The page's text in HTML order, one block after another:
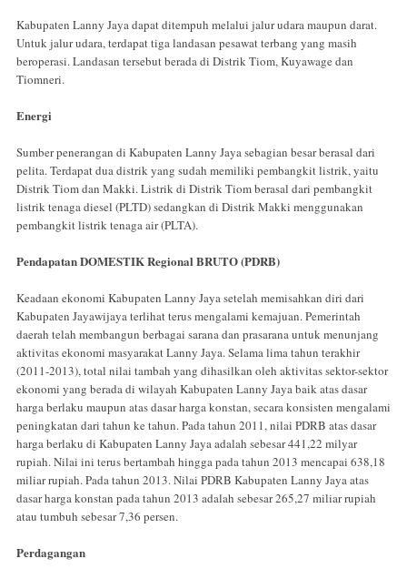
Kabupaten Lanny Jaya dapat ditempuh melalui jalur udara maupun darat.
Untuk jalur udara, terdapat tiga landasan pesawat terbang yang masih
beroperasi. Landasan tersebut berada di Distrik Tiom, Kuyawage dan
Tiomneri.
Energi
Sumber penerangan di Kabupaten Lanny Jaya sebagian besar berasal dari
pelita. Terdapat dua distrik yang sudah memiliki pembangkit listrik, yaitu
Distrik Tiom dan Makki. Listrik di Distrik Tiom berasal dari pembangkit
listrik tenaga diesel (PLTD) sedangkan di Distrik Makki menggunakan
pembangkit listrik tenaga air (PLTA).
Pendapatan DOMESTIK Regional BRUTO (PDRB)
Keadaan ekonomi Kabupaten Lanny Jaya setelah memisahkan diri dari
Kabupaten Jayawijaya terlihat terus mengalami kemajuan. Pemerintah
daerah telah membangun berbagai sarana dan prasarana untuk menunjang
aktivitas ekonomi masyarakat Lanny Jaya. Selama lima tahun terakhir
(2011-2013), total nilai tambah yang dihasilkan oleh aktivitas sektor-sektor
ekonomi yang berada di wilayah Kabupaten Lanny Jaya baik atas dasar
harga berlaku maupun atas dasar harga konstan, secara konsisten mengalami
peningkatan dari tahun ke tahun. Pada tahun 2011, nilai PDRB atas dasar
harga berlaku di Kabupaten Lanny Jaya adalah sebesar 441,22 milyar
rupiah. Nilai ini terus bertambah hingga pada tahun 2013 mencapai 638,18
miliar rupiah. Pada tahun 2013. Nilai PDRB Kabupaten Lanny Jaya atas
dasar harga konstan pada tahun 2013 adalah sebesar 265,27 miliar rupiah
atau tumbuh sebesar 7,36 persen.
Perdagangan